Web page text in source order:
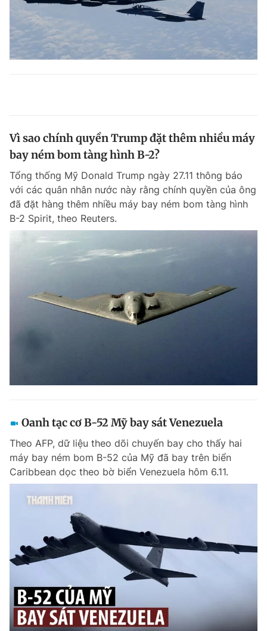
Vì sao chính quyền Trump đặt thêm nhiều máy
bay ném bom tàng hình B-2?
Tổng thống Mỹ Donald Trump ngày 27.11 thông báo
với các quân nhân nước này rằng chính quyền của ông
đã đặt hàng thêm nhiều máy bay ném bom tàng hình
B-2 Spirit, theo Reuters.
Oanh tạc cơ B-52 Mỹ bay sát Venezuela
Theo AFP, dữ liệu theo dõi chuyến bay cho thấy hai
máy bay ném bom B-52 của Mỹ đã bay trên biển
Caribbean dọc theo bờ biển Venezuela hôm 6.11.